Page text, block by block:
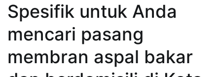
Spesifik untuk Anda
mencari pasang
membran aspal bakar